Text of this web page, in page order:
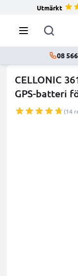
Utmärkt
08
CELLONIC
GPS-batteri
(14